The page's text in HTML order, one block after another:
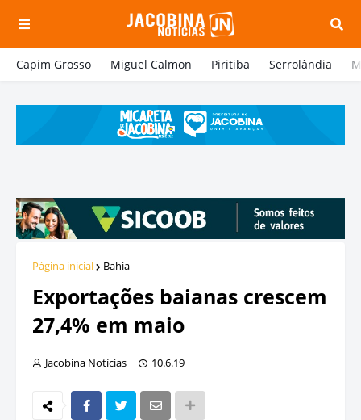
Capim Grosso Miguel Calmon Piritiba Serrolândia
Página inicial Bahia
Exportações baianas crescem
27,4% em maio
Jacobina Notícias 10.6.19